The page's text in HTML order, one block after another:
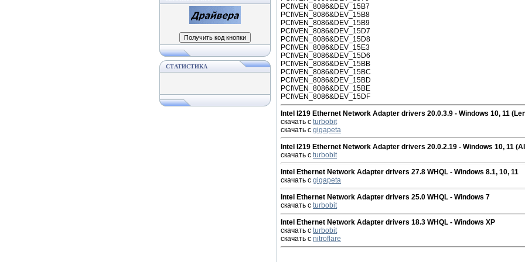
СТАТИСТИКА
PCI\VEN_8086&DEV_15B7
PCI\VEN_8086&DEV_15B8
PCI\VEN_8086&DEV_15B9
PCI\VEN_8086&DEV_15D7
PCI\VEN_8086&DEV_15D8
PCI\VEN_8086&DEV_15E3
PCI\VEN_8086&DEV_15D6
PCI\VEN_8086&DEV_15BB
PCI\VEN_8086&DEV_15BC
PCI\VEN_8086&DEV_15BD
PCI\VEN_8086&DEV_15BE
PCI\VEN_8086&DEV_15DF
Intel I219 Ethernet Network Adapter drivers 20.0.3.9 - Windows 10, 11
скачать с turbobit
скачать с gigapeta
Intel I219 Ethernet Network Adapter drivers 20.0.2.19 - Windows 10, 11
скачать с turbobit
Intel Ethernet Network Adapter drivers 27.8 WHQL - Windows 8.1, 10, 11
скачать с gigapeta
Intel Ethernet Network Adapter drivers 25.0 WHQL - Windows 7
скачать с turbobit
Intel Ethernet Network Adapter drivers 18.3 WHQL - Windows XP
скачать с turbobit
скачать с nitroflare